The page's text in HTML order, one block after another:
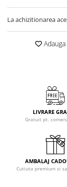
La achizitionarea
Adauga
LIVRARE
Gratuit pt.
AMBALAJ
Cutiuta premium si